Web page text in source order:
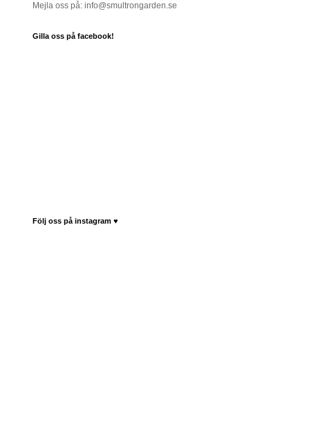
Mejla oss på: info@smultrongarden.se
Gilla oss på facebook!
Följ oss på instagram ♥